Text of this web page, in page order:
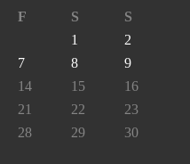
F S
S
1
2
7 8
9
14 15
16
21 22
23
28 29
30